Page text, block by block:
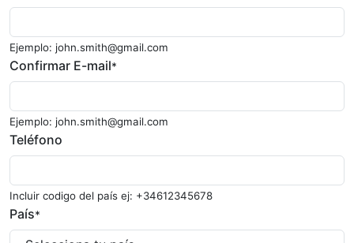
Ejemplo: john.smith@gmail.com
Confirmar E-mail*
Ejemplo: john.smith@gmail.com
Teléfono
Incluir codigo del país ej: +34612345678
País*